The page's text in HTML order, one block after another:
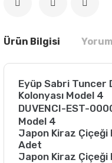
Ürün Bilgisi
Eyüp Sabri Tuncer
Kolonyası Model 4
DUVENCI-EST-
Model 4
Japon Kiraz Çiçeği
Adet
Japon Kiraz Çiçeği